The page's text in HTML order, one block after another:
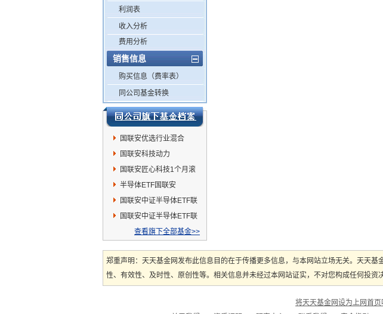
利润表
收入分析
费用分析
销售信息
购买信息（费率表）
同公司基金转换
国联安优选行业混合
国联安科技动力
国联安匠心科技1个月滚
动持有混合
半导体ETF国联安
国联安中证半导体ETF联
接C
国联安中证半导体ETF联
查看旗下全部基金>>
郑重声明：天天基金网发布此信息目的在于传播更多信息，与本网站立场无关。天天
性、有效性、及时性、原创性等。相关信息并未经过本网站证实，不对您构成任何投资
将天天基金网设为上网首页